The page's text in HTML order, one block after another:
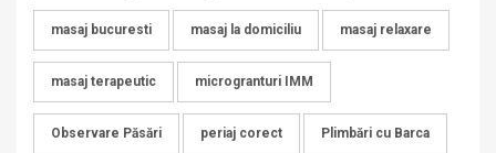
masaj bucuresti masaj la domiciliu masaj relaxare
masaj terapeutic microgranturi IMM
Observare Păsări periaj corect Plimbări cu Barca